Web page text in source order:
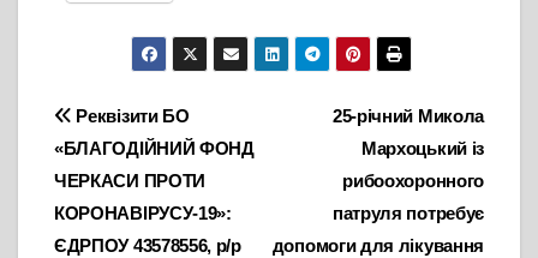
Навігація
записів
25-річний Микола
Мархоцький із
рибоохоронного
патруля потребує
допомоги для лікування
Реквізити БО
«БЛАГОДІЙНИЙ ФОНД
ЧЕРКАСИ ПРОТИ
КОРОНАВІРУСУ-19»:
ЄДРПОУ 43578556, р/р